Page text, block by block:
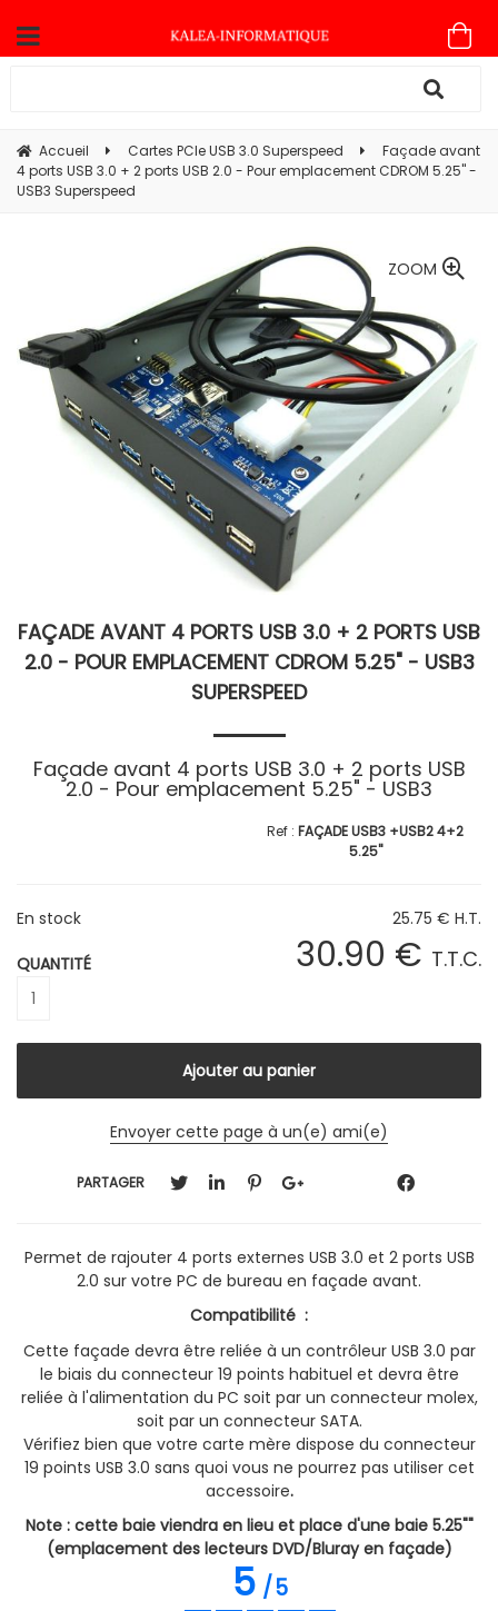
Accueil Cartes PCIe USB 3.0 Superspeed
Façade avant
4 ports USB 3.0 + 2 ports USB 2.0 - Pour emplacement CDROM 5.25" -
USB3 Superspeed
ZOOM
FAÇADE AVANT 4 PORTS USB 3.0 + 2 PORTS USB
2.0 - POUR EMPLACEMENT CDROM 5.25" - USB3
SUPERSPEED
Façade avant 4 ports USB 3.0 + 2 ports USB
2.0 - Pour emplacement 5.25" - USB3
FAÇADE USB3 +USB2 4+2
5.25"
25.75 € H.T.
30.90 € T.T.C.
En stock
QUANTITÉ
Envoyer cette page à un(e) ami(e)
PARTAGER
Permet de rajouter 4 ports externes USB 3.0 et 2 ports USB
2.0 sur votre PC de bureau en façade avant.
Compatibilité :
Cette façade devra être reliée à un contrôleur USB 3.0 par
le biais du connecteur 19 points habituel et devra être
reliée à l'alimentation du PC soit par un connecteur molex,
soit par un connecteur SATA.
Vérifiez bien que votre carte mère dispose du connecteur
19 points USB 3.0 sans quoi vous ne pourrez pas utiliser cet
accessoire.
Note : cette baie viendra en lieu et place d'une baie 5.25""
(emplacement des lecteurs DVD/Bluray en façade)
5/5